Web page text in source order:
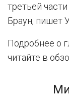
третьей
Браун, пишет
Подробнее о
читайте в